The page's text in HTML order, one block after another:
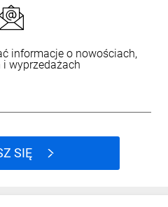
informacje o nowościach,
wyprzedażach
SIĘ